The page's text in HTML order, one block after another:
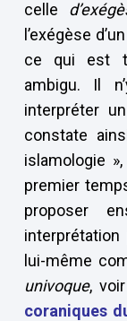
celle
l’exégèse
ce qui est
ambigu. Il
interpréter
constate
islamologie
premier
proposer
lui-même
univoque,
coraniques